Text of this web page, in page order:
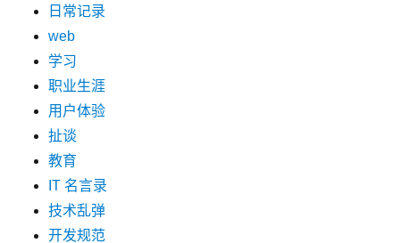
日常记录
web
学习
职业生涯
用户体验
扯谈
教育
IT 名言录
技术乱弹
开发规范